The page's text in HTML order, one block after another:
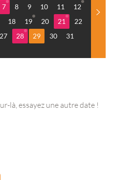
7 8 9 10 11
12
18 19 20 21
22
27 28 29 30 31
là, essayez une autre date !